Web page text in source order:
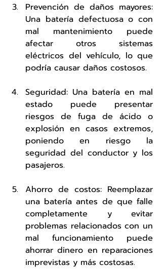
Prevención de daños mayores:
Una batería defectuosa o con
mal mantenimiento puede
afectar otros sistemas
eléctricos del vehículo, lo que
podría causar daños costosos.
Seguridad: Una batería en mal
estado puede presentar
riesgos de fuga de ácido o
explosión en casos extremos,
poniendo en riesgo la
seguridad del conductor y los
pasajeros.
Ahorro de costos: Reemplazar
una batería antes de que falle
completamente y evitar
problemas relacionados con un
mal funcionamiento puede
ahorrar dinero en reparaciones
imprevistas y más costosas.